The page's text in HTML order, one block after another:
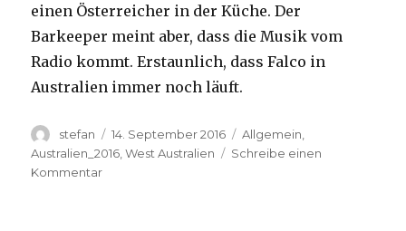
einen Österreicher in der Küche. Der
Barkeeper meint aber, dass die Musik vom
Radio kommt. Erstaunlich, dass Falco in
Australien immer noch läuft.
Autor
stefan
Veröffentlicht
am
14. September 2016 Kategorien
Allgemein
Australien_2016 ,West Australien
Schreibe einen
Kommentarzu